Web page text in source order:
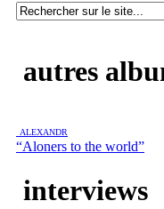
autres
ALEXANDR
“Aloners to the world”
interviews